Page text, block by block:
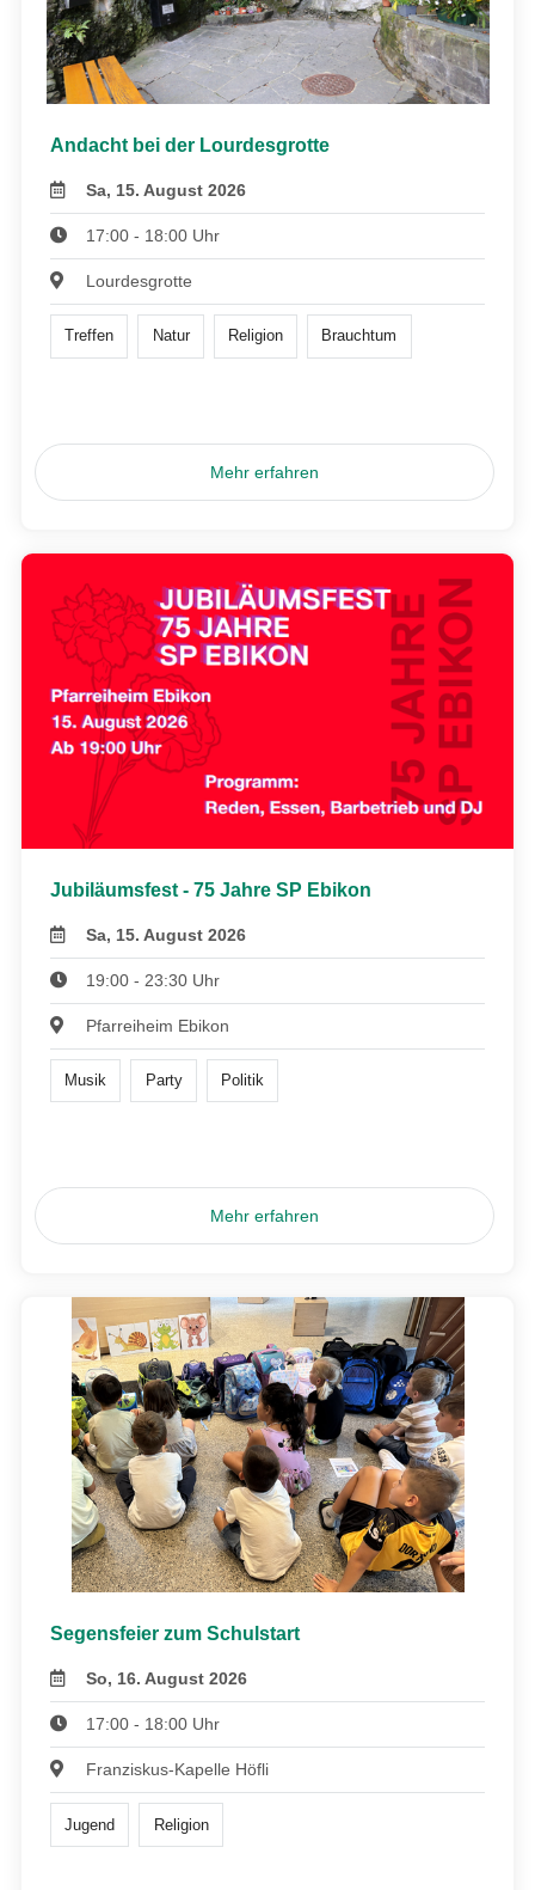
Andacht bei der Lourdesgrotte
Sa, 15. August 2026
17:00 - 18:00 Uhr
Lourdesgrotte
Treffen Natur Religion Brauchtum
Mehr erfahren
Jubiläumsfest - 75 Jahre SP Ebikon
Sa, 15. August 2026
19:00 - 23:30 Uhr
Pfarreiheim Ebikon
Musik Party Politik
Mehr erfahren
Segensfeier zum Schulstart
So, 16. August 2026
17:00 - 18:00 Uhr
Franziskus-Kapelle Höfli
Jugend Religion